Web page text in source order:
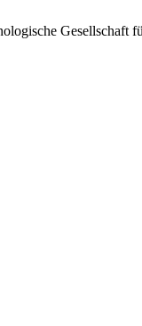
Gesellschaft